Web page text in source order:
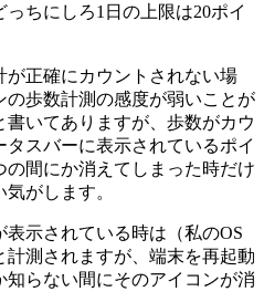
ちにしろ1日の上限は20ポイ
正確にカウントされない場
歩数計測の感度が弱いことが
いてありますが、歩数がカウ
スバーに表示されているポイ
間にか消えてしまった時だけ
がします。
示されている時は（私のOS
測されますが、端末を再起動
知らない間にそのアイコンが消